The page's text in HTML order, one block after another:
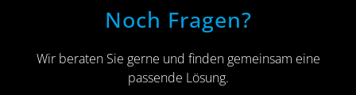
Noch Fragen?
Wir beraten Sie gerne und finden gemeinsam eine
passende Lösung.